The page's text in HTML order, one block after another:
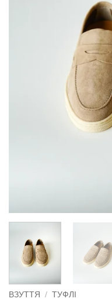
ВЗУТТЯ / ТУФЛІ